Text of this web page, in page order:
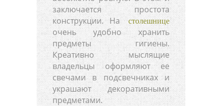
заключается простота
конструкции. На столешнице
очень удобно хранить
предметы гигиены.
Креативно мыслящие
владельцы оформляют ее
свечами в подсвечниках и
украшают декоративными
предметами.